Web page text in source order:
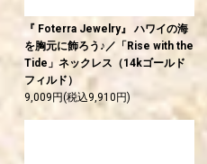
『 Foterra Jewelry』 ハワイの海
を胸元に飾ろう♪／「Rise with the
Tide」ネックレス（14kゴールド
フィルド）
9,009円(税込9,910円)